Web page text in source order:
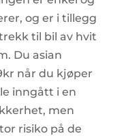
og er i tillegg
til bil av hvit
Du asian
når du kjøper
inngått i en
men
risiko på de